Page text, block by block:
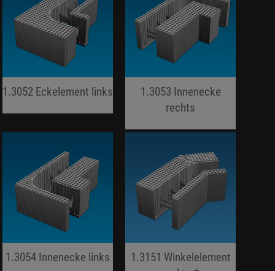
1.3052 Eckelement links
1.3053 Innenecke
rechts
1.3054 Innenecke links
1.3151 Winkelelement